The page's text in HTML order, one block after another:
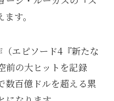
す。
エピソード4『新たな
前の大ヒットを記録
数百億ドルを超える累